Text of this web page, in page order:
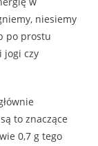
niesiemy
po prostu
jogi czy
to znaczące
0,7 g tego